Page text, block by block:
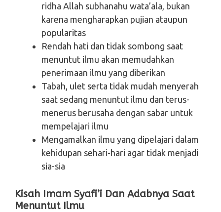
ridha Allah subhanahu wata’ala, bukan
karena mengharapkan pujian ataupun
popularitas
Rendah hati dan tidak sombong saat
menuntut ilmu akan memudahkan
penerimaan ilmu yang diberikan
Tabah, ulet serta tidak mudah menyerah
saat sedang menuntut ilmu dan terus-
menerus berusaha dengan sabar untuk
mempelajari ilmu
Mengamalkan ilmu yang dipelajari dalam
kehidupan sehari-hari agar tidak menjadi
sia-sia
Kisah Imam Syafi’i Dan Adabnya Saat
Menuntut Ilmu